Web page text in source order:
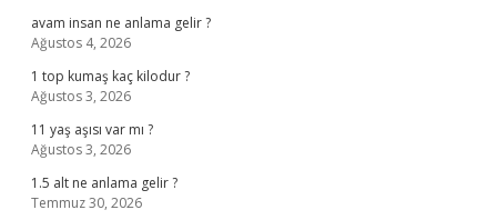
avam insan ne anlama gelir ?
Ağustos 4, 2026
1 top kumaş kaç kilodur ?
Ağustos 3, 2026
11 yaş aşısı var mı ?
Ağustos 3, 2026
1.5 alt ne anlama gelir ?
Temmuz 30, 2026